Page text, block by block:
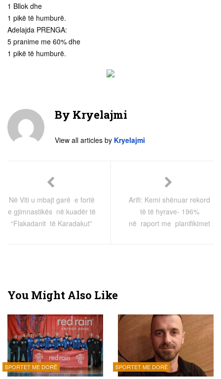
1 Bllok dhe
1 pikë të humburë.
Adelajda PRENGA:
5 pranime me 60% dhe
1 pikë të humburë.
By Kryelajmi
View all articles by Kryelajmi
Në Viti u mbajt garë e fortë
e gjimnastikës në kuadër të
“Flakadanit të Karadakut”
Arifi: Kemi shënuar rekord
të të hyrave- 196%
në raport me planifikimet
You Might Also Like
SPORTET ME DORË SPORTET ME DORË